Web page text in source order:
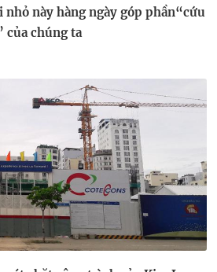
này hàng ngày góp phần“cứu
của chúng ta